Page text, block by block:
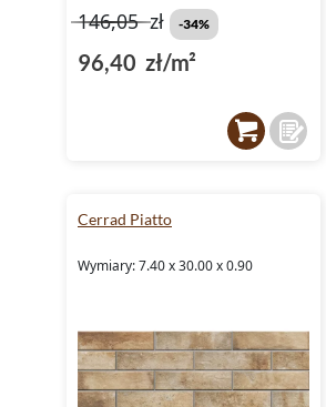
146,05zł -34%
96,40 zł/m²
Cerrad Piatto
Wymiary: 7.40 x 30.00 x 0.90